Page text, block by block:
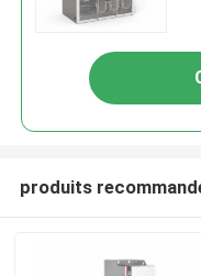
produits